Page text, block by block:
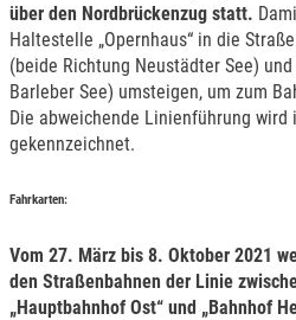
über den Nordbrückenzug statt.
Haltestelle „Opernhaus“ in die
(beide Richtung Neustädter See) und
Barleber See) umsteigen, um zum
Die abweichende Linienführung wird
gekennzeichnet.
Fahrkarten:
Vom 27. März bis 8. Oktober 2021
den Straßenbahnen der Linie
„Hauptbahnhof Ost“ und „Bahnhof